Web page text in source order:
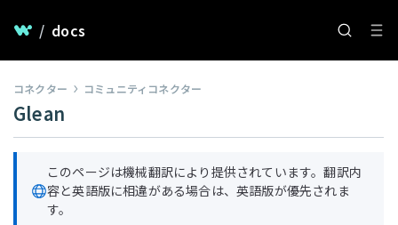
/ docs
コネクター コミュニティコネクター
Glean
このページは機械翻訳により提供されています。翻訳内
容と英語版に相違がある場合は、英語版が優先されま
す。